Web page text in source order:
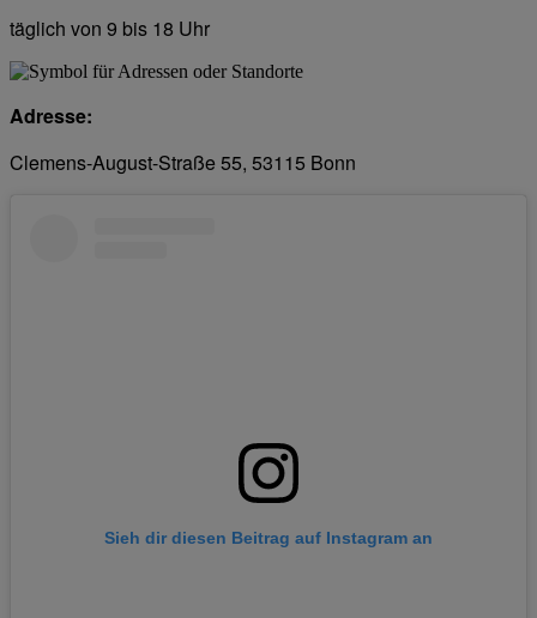
täglich von 9 bis 18 Uhr
Adresse:
Clemens-August-Straße 55, 53115 Bonn
Sieh dir diesen Beitrag auf Instagram an